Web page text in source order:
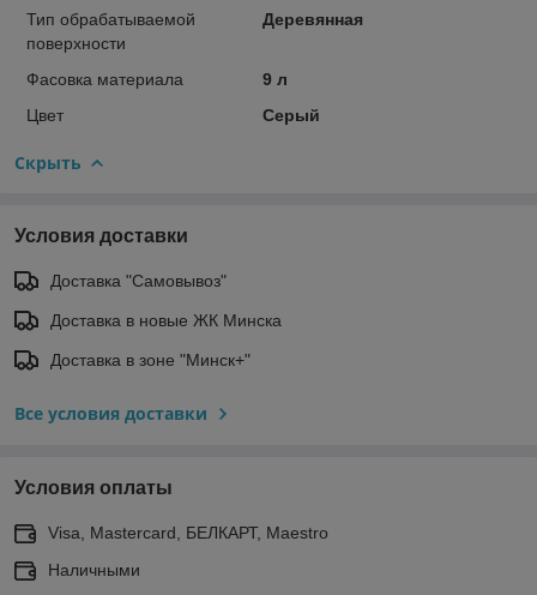
Тип обрабатываемой
поверхности
Деревянная
Фасовка материала
9 л
Цвет
Серый
Скрыть
Условия доставки
Доставка "Самовывоз"
Доставка в новые ЖК Минска
Доставка в зоне "Минск+"
Все условия доставки
Условия оплаты
Visa, Mastercard, БЕЛКАРТ, Maestro
Наличными